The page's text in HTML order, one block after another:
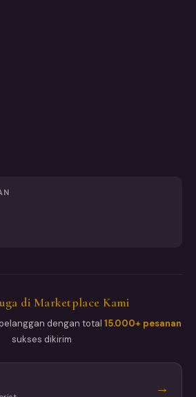
di Marketplace Kami
dengan total15.000+ pesanan
sukses dikirim
→